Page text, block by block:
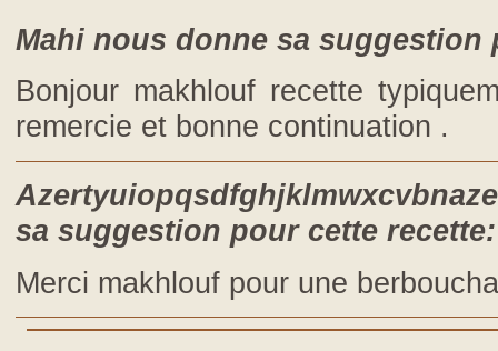
Mahi nous donne sa suggestion
bonjour makhlouf recette typiquement méditerranéenne je te
remercie et bonne continuation .
sa suggestion pour cette recette:
merci makhlouf pour une